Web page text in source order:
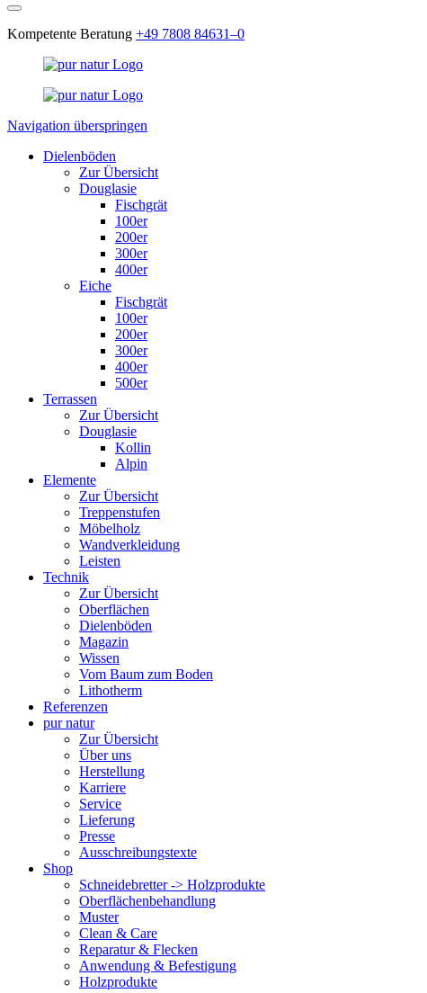
Kompetente Beratung +49 7808 84631–0
Navigation überspringen
Dielenböden
Zur Übersicht
Douglasie
Fischgrät
100er
200er
300er
400er
Eiche
Fischgrät
100er
200er
300er
400er
500er
Terrassen
Zur Übersicht
Douglasie
Kollin
Alpin
Elemente
Zur Übersicht
Treppenstufen
Möbelholz
Wandverkleidung
Leisten
Technik
Zur Übersicht
Oberflächen
Dielenböden
Magazin
Wissen
Vom Baum zum Boden
Lithotherm
Referenzen
pur natur
Zur Übersicht
Über uns
Herstellung
Karriere
Service
Lieferung
Presse
Ausschreibungstexte
Shop
Schneidebretter -> Holzprodukte
Oberflächenbehandlung
Muster
Clean & Care
Reparatur & Flecken
Anwendung & Befestigung
Holzprodukte